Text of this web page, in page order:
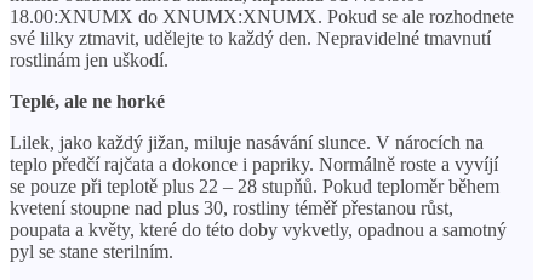
18.00:XNUMX do XNUMX:XNUMX. Pokud se ale rozhodnete
své lilky ztmavit, udělejte to každý den. Nepravidelné tmavnutí
rostlinám jen uškodí.
Teplé, ale ne horké
Lilek, jako každý jižan, miluje nasávání slunce. V nárocích na
teplo předčí rajčata a dokonce i papriky. Normálně roste a vyvíjí
se pouze při teplotě plus 22 – 28 stupňů. Pokud teploměr během
kvetení stoupne nad plus 30, rostliny téměř přestanou růst,
poupata a květy, které do této doby vykvetly, opadnou a samotný
pyl se stane sterilním.